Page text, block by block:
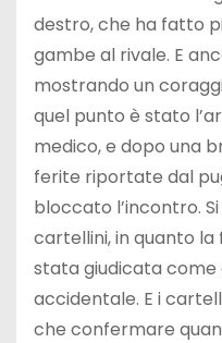
destro, che ha fatto
gambe al rivale. E
mostrando un
quel punto è stato
medico, e dopo una
ferite riportate dal
bloccato l’incontro.
cartellini, in quanto la
stata giudicata
accidentale. E i
che confermare